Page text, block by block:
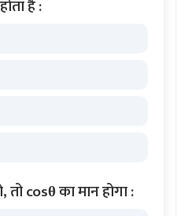
है :
तो cosθ का मान होगा :